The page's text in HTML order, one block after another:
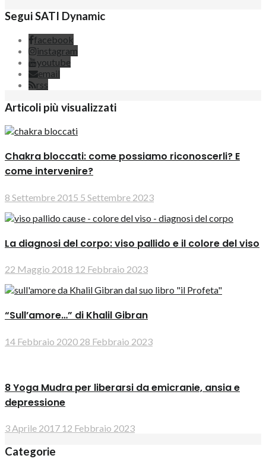
Segui SATI Dynamic
facebook
instagram
youtube
email
rss
Articoli più visualizzati
Chakra bloccati: come possiamo riconoscerli? E
come intervenire?
8 Settembre 2015 5 Settembre 2023
La diagnosi del corpo: viso pallido e il colore del viso
22 Maggio 2018 12 Febbraio 2023
“Sull’amore…” di Khalil Gibran
14 Febbraio 2020 28 Febbraio 2023
8 Yoga Mudra per liberarsi da emicranie, ansia e
depressione
3 Aprile 2017 12 Febbraio 2023
Categorie